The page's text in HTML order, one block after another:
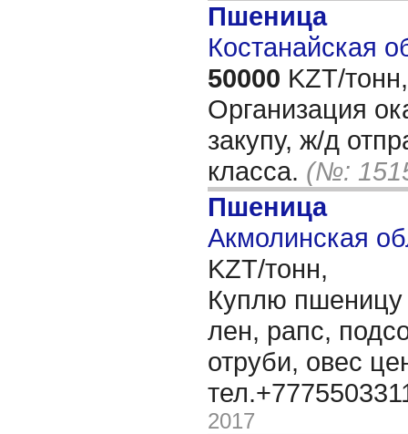
Пшеница
Костанайская
50000 KZT/тонн,
Организация
закупу, ж/д
класса. (№:
Пшеница
Акмолинская
KZT/тонн,
Куплю пшеницу
лен, рапс,
отруби, овес
2017